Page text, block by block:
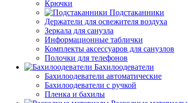
Крючки
Подстаканники
Держатели для освежителя воздуха
Зеркала для санузла
Информационные таблички
Комплекты аксессуаров для санузлов
Полочки для телефонов
Бахилоодеватели
Бахилоодеватели автоматические
Бахилоодеватели с ручкой
Пленка и бахилы